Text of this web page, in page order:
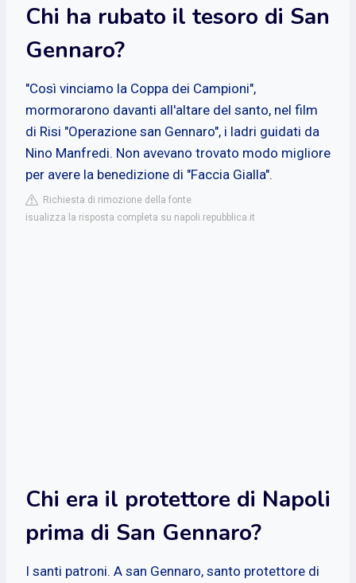
Chi ha rubato il tesoro di San
Gennaro?
"Così vinciamo la Coppa dei Campioni",
mormorarono davanti all'altare del santo, nel film
di Risi "Operazione san Gennaro", i ladri guidati da
Nino Manfredi. Non avevano trovato modo migliore
per avere la benedizione di "Faccia Gialla".
Richiesta di rimozione della fonte
isualizza la risposta completa su napoli.repubblica.it
Chi era il protettore di Napoli
prima di San Gennaro?
I santi patroni. A san Gennaro, santo protettore di